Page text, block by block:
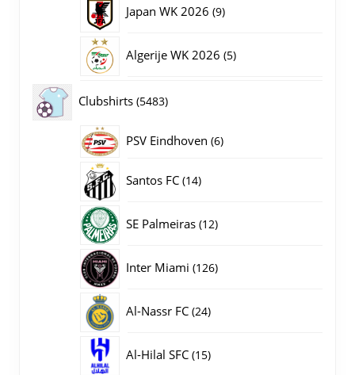
Japan WK 2026 99
Algerije WK 2026 55
Clubshirts 54835483
producten
PSV Eindhoven 66
Santos FC 1414
SE Palmeiras 1212
Inter Miami 126126
Al-Nassr FC 2424
Al-Hilal SFC 1515